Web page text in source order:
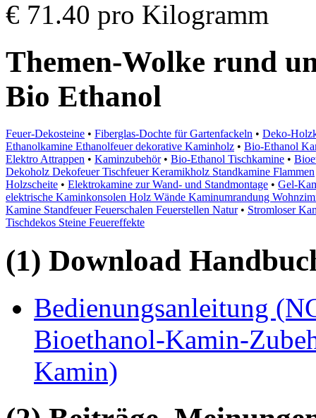
€ 71.40 pro Kilogramm
Themen-Wolke rund
Bio Ethanol
Feuer-Dekosteine • Fiberglas-Dochte für Gartenfackeln • Deko-
Ethanolkamine Ethanolfeuer dekorative Kaminholz • Bio-Ethanol
Elektro Attrappen • Kaminzubehör• Bio-Ethanol Tischkamine •
Dekoholz Dekofeuer Tischfeuer Keramikholz Standkamine Flammen
Holzscheite • Elektrokamine zur Wand- und Standmontage • Gel-
elektrische Kaminkonsolen Holz Wände Kaminumrandung
Kamine Standfeuer Feuerschalen Feuerstellen Natur• Stromloser
Tischdekos Steine Feuereffekte
(1) Download
Bedienungsanleitung
Bioethanol-Kamin-
Kamin)